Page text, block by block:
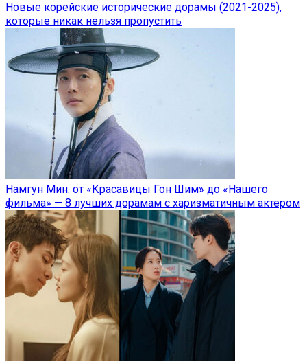
Новые корейские исторические дорамы (2021-2025),
которые никак нельзя пропустить
Намгун Мин: от «Красавицы Гон Шим» до «Нашего
фильма» — 8 лучших дорамам с харизматичным актером